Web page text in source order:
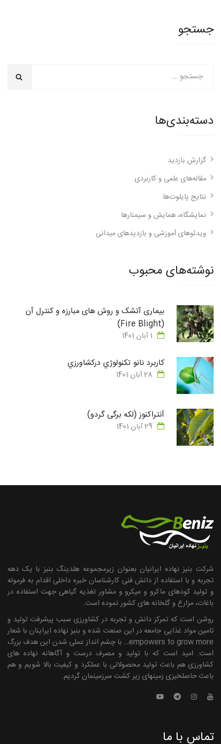
جستجو
دسته‌بندی‌ها
گزارش بازدید
مقاله‌های علمی و کاربردی
نتایج پایلوت‌ها
نمایشگاه، همایش و سیمنارها
ویدئوهای آموزشی و بازدیدهای میدانی
نوشته‌های محبوب
بیماری آتشک و روش های مبارزه و کنترل آن
(Fire Blight)
1 آبان 1401
كاربرد نانو تكنولوژي دركشاورزي
28 آبان 1401
آنتراکنوز (لکه برگی گردو)
29 آبان 1401
شرکت بنیز نهاده ایرانیان بعنوان زیرمجموعه هلدینگ بنیز با یک دهه
تجربه و با استفاده از دانش فنی کارشناسان خبره داخلی اقدام به فرموله
و تولید کودهای ماکرو و میکرو و مشاور تغذیه گیاهی جهت استفاده در
باغات، مزارع و گلخانه های کشور نموده است.
روشن است که تمرکز دانش و تجربه در کشاورزی سبب پیشرفت تولید و
تامین مواد غذایی جامعه در این صنعت شده و بنیز نهاده ایراینان با شعار
empowers to grow more… با چشم انداز عملی شدن این هدف بزرگ
است. امید است که با تولید و مصرف درست و آگاهانه نهاده ­های
کشاورزی هم باعث تولید محصولاتی با عملکرد و کیفیت بالا شویم و هم
باعث حاصلخیزی زمین­های زیر کشت سرزمینمان گردیم.
تماس با ما